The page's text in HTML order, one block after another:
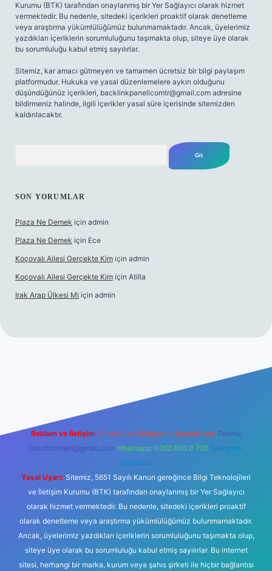
Kurumu (BTK) tarafından onaylanmış bir Yer Sağlayıcı olarak hizmet
vermektedir. Bu nedenle, sitedeki içerikleri proaktif olarak denetleme
veya araştırma yükümlülüğümüz bulunmamaktadır. Ancak, üyelerimiz
yazdıkları içeriklerin sorumluluğunu taşımakta olup, siteye üye olarak
bu sorumluluğu kabul etmiş sayılırlar.
Sitemiz, kar amacı gütmeyen ve tamamen ücretsiz bir bilgi paylaşım
platformudur. Hukuka ve yasal düzenlemelere aykırı olduğunu
düşündüğünüz içerikleri, backlinkpanelicomtr@gmail.com adresine
bildirmeniz halinde, ilgili içerikler yasal süre içerisinde sitemizden
kaldırılacaktır.
SON YORUMLAR
Plaza Ne Demek için admin
Plaza Ne Demek için Ece
Koçovalı Ailesi Gerçekte Kim için admin
Koçovalı Ailesi Gerçekte Kim için Atilla
Irak Arap Ülkesi Mi için admin
Reklam ve İletişim: E-mail: backlinkpaneli@gmail.com Teams:
forumhizmeti@gmail.com Whatsapp: 0262 606 0 726 Telegram:
@karabul
Yasal Uyarı: Sitemiz, 5651 Sayılı Kanun gereğince Bilgi Teknolojileri
ve İletişim Kurumu (BTK) tarafından onaylanmış bir Yer Sağlayıcı
olarak hizmet vermektedir. Bu nedenle, sitedeki içerikleri proaktif
olarak denetleme veya araştırma yükümlülüğümüz bulunmamaktadır.
Ancak, üyelerimiz yazdıkları içeriklerin sorumluluğunu taşımakta olup,
siteye üye olarak bu sorumluluğu kabul etmiş sayılırlar. Bu internet
sitesi, herhangi bir marka, kurum veya şahıs şirketi ile hiçbir bağlantısı